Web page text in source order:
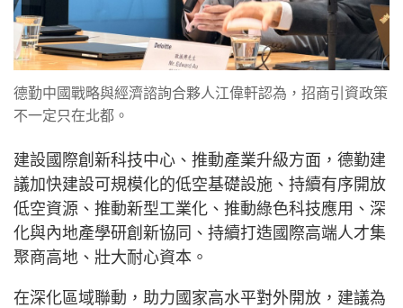
德勤中國戰略與經濟諮詢合夥人江偉軒認為，招商引資政策
不一定只在北都。
建設國際創新科技中心、推動產業升級方面，德勤建
議加快建設可規模化的低空基礎設施、持續有序開放
低空資源、推動新型工業化、推動綠色科技應用、深
化與內地產學研創新協同、持續打造國際高端人才集
聚商高地、壯大耐心資本。
在深化區域聯動，助力國家高水平對外開放，建議為